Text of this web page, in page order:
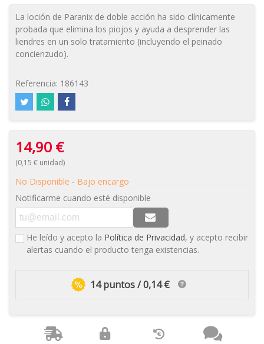
La loción de Paranix de doble acción ha sido clínicamente
probada que elimina los piojos y ayuda a desprender las
liendres en un solo tratamiento (incluyendo el peinado
concienzudo).
Referencia: 186143
14,90 €
(0,15 € unidad)
No Disponible - Bajo encargo
Notificarme cuando esté disponible
He leído y acepto la Política de Privacidad, y acepto recibir
alertas cuando el producto tenga existencias.
14 puntos / 0,14 €